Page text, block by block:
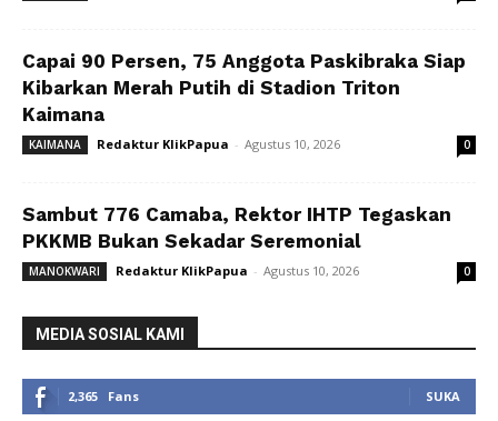
Capai 90 Persen, 75 Anggota Paskibraka Siap
Kibarkan Merah Putih di Stadion Triton
Kaimana
KAIMANA Redaktur KlikPapua - Agustus 10, 2026 0
Sambut 776 Camaba, Rektor IHTP Tegaskan
PKKMB Bukan Sekadar Seremonial
MANOKWARI Redaktur KlikPapua - Agustus 10, 2026 0
MEDIA SOSIAL KAMI
2,365 Fans SUKA